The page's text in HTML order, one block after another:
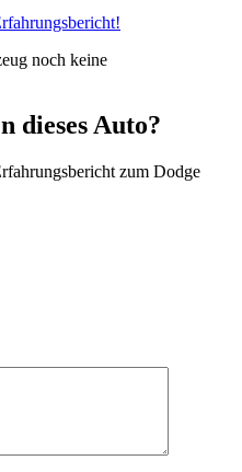
noch keine
dieses Auto?
zum Dodge